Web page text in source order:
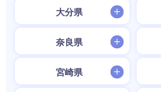
大分県
奈良県
宮崎県